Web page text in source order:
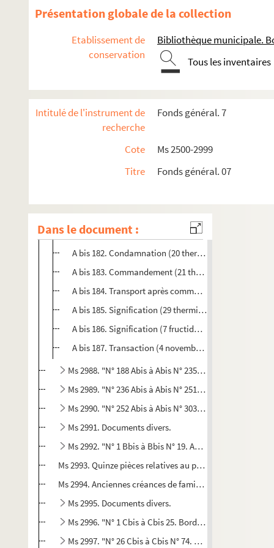
Présentation globale de la collection
Etablissement de
conservation
Bibliothèque municipale.
Tous les inventaires
Intitulé de l'instrument de
recherche
Fonds général. 7
Cote
Ms 2500-2999
Titre
Fonds général. 07
Dans le document :
A bis 168. Condamnation (20 frimaire an 12, 1804)
A bis 170. Citation (28 nivôse an 12, 1804) contre le
A bis 171. Citation (9 pluviôse an 12, 1804) contre le
A bis 174. 2 citations (20 et 21 ventôse an 12, 1804)
A bis 175. Signification (7 germinal an 12, 1804) d'un
A bis 178. Etat des dépens (s.d.) de Mme veuve
A bis 180. Signification (13 thermidor an 12, 1804)
A bis 181. Procès-verbal de prise de possession (13
A bis 182. Condamnation (20 thermidor an 12, 1804)
A bis 183. Commandement (21 thermidor an 12,
A bis 184. Transport après commandement (22
A bis 185. Signification (29 thermidor an 12, 1804)
A bis 186. Signification (7 fructidor an 12, 1804) contre
A bis 187. Transaction (4 novembre 1815) Nisan sur
Ms 2988. "N° 188 Abis à Abis N° 235. Agenais.
Ms 2989. "N° 236 Abis à Abis N° 251. Frégimont.
Ms 2990. "N° 252 Abis à Abis N° 303. Agenais.
Ms 2991. Documents divers.
Ms 2992. "N° 1 Bbis à Bbis N° 19. Angleterre.
Ms 2993. Quinze pièces relatives au procès soutenu
Ms 2994. Anciennes créances de famille.
Ms 2995. Documents divers.
Ms 2996. "N° 1 Cbis à Cbis 25. Bordelais. Succession
Ms 2997. "N° 26 Cbis à Cbis N° 74. Bordelais.